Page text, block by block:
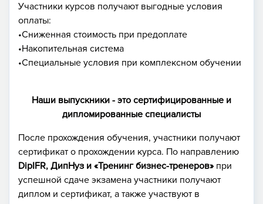
Участники курсов получают выгодные условия
оплаты:
•Сниженная стоимость при предоплате
•Накопительная система
•Специальные условия при комплексном обучении
Наши выпускники - это сертифицированные и
дипломированные специалисты
После прохождения обучения, участники получают
сертификат о прохождении курса. По направлению
DipIFR, ДипНуз и «Тренинг бизнес-тренеров» при
успешной сдаче экзамена участники получают
диплом и сертификат, а также участвуют в